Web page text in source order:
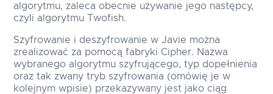
algorytmu, zaleca obecnie używanie jego następcy,
czyli algorytmu Twofish.
Szyfrowanie i deszyfrowanie w Javie można
zrealizować za pomocą fabryki Cipher. Nazwa
wybranego algorytmu szyfrującego, typ dopełnienia
oraz tak zwany tryb szyfrowania (omówię je w
kolejnym wpisie) przekazywany jest jako ciąg